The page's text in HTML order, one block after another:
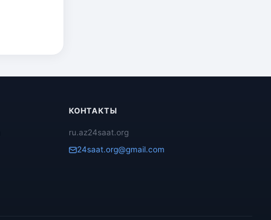
КОНТАКТЫ
ru.az24saat.org
24saat.org@gmail.com